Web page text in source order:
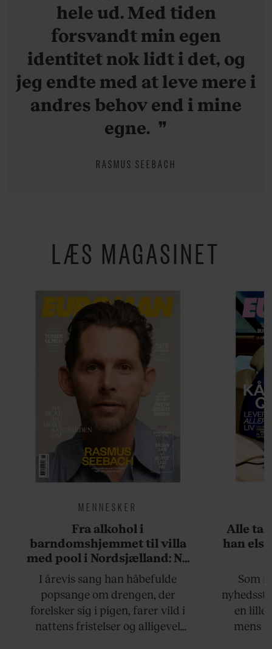
hele ud. Med tiden
forsvandt min egen
identitet nok lidt i det, og
jeg endte med at leve mere i
andres behov end i mine
egne.
RASMUS SEEBACH
LÆS MAGASINET
MENNESKER
Fra alkohol i
barndomshjemmet til villa
med pool i Nordsjælland: Nu
skal du høre sandheden om
Rasmus Seebach
I årevis sang han håbefulde
popsange om drengen, der
forelsker sig i pigen, farer vild i
nattens fristelser og alligevel
Alle
han
Som
en lille
mens